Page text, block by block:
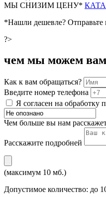
МЫ СНИЗИМ ЦЕНУ*
*Нашли дешевле? Отправьте
?>
чем мы можем
Как к вам обращаться?
Введите номер телефона
Я согласен на обработку
Чем больше вы нам
Расскажите подробней
(максимум 10 мб.)
Допустимое количество: до